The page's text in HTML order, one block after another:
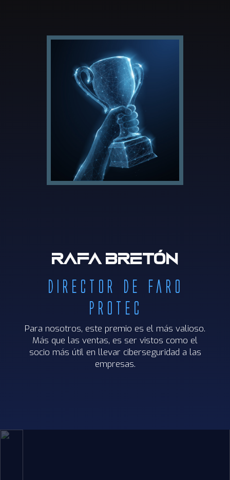
Rafa Bretón
Director de Faro
Protec
Para nosotros, este premio es el más valioso.
Más que las ventas, es ser vistos como el
socio más útil en llevar ciberseguridad a las
empresas.